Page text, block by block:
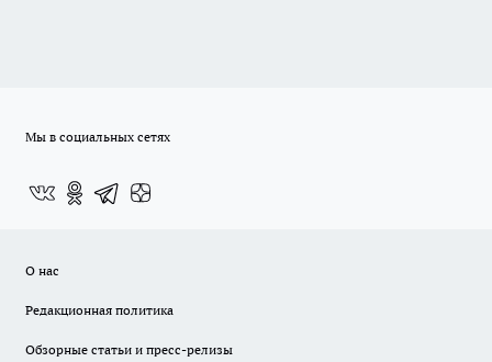
Мы в социальных сетях
О нас
Редакционная политика
Обзорные статьи и пресс-релизы